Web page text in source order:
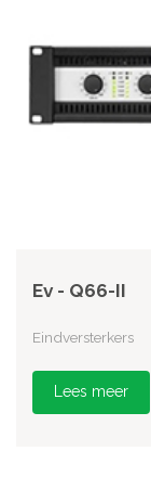
Ev - Q66-II
Eindversterkers
Lees meer